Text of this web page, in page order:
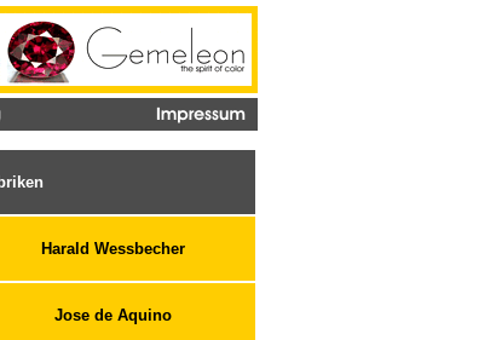
Harald Wessbecher
Jose de Aquino